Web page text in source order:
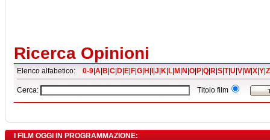
Ricerca Opinioni
Elenco alfabetico: 0-9 A B C D E F G H J K L M N O P Q R S T|U V W|X Y Z
Cerca: Titolo film
I FILM OGGI IN PROGRAMMAZIONE: